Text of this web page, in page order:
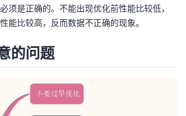
须是正确的。不能出现优化前性能比较低，
能比较高，反而数据不正确的现象。
的问题